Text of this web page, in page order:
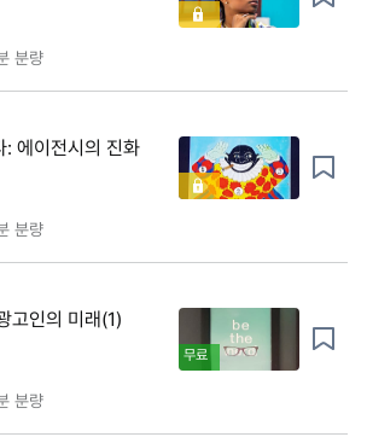
분량
: 에이전시의 진화
분량
고인의 미래(1)
무료
분량